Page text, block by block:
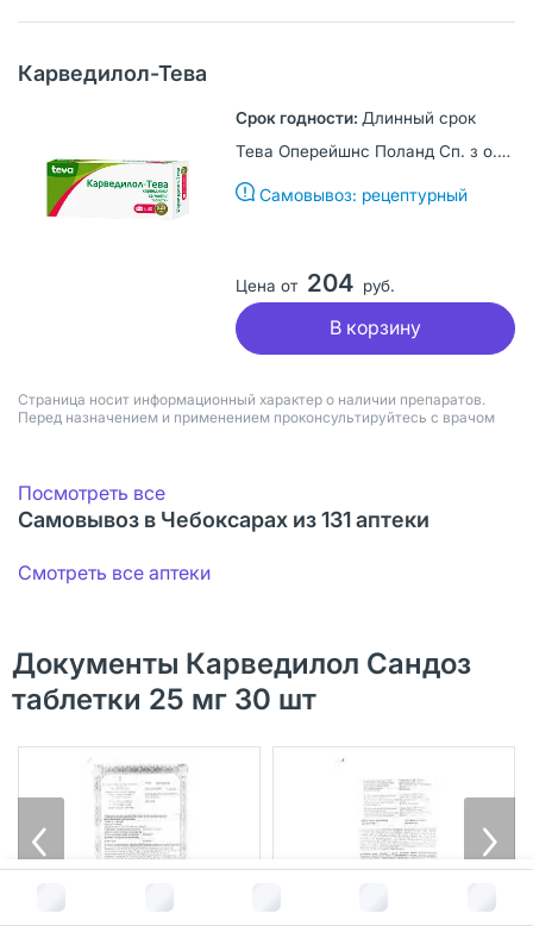
Карведилол-Тева
Длинный срок
Тева Оперейшнс Поланд Сп. з о.о., Польша
Самовывоз: рецептурный
Цена от 204 руб.
В корзину
Страница носит информационный характер о наличии препаратов.
Перед назначением и применением проконсультируйтесь с врачом
Посмотреть все
Самовывоз в Чебоксарах из 131 аптеки
Смотреть все аптеки
Документы Карведилол Сандоз
таблетки 25 мг 30 шт